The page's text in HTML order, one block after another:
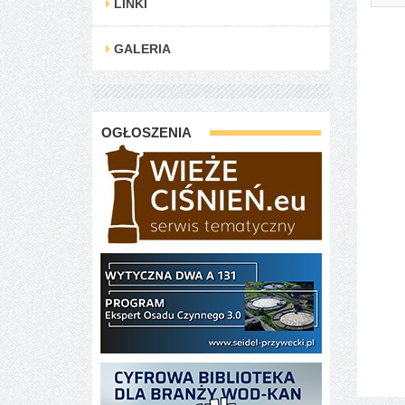
LINKI
GALERIA
OGŁOSZENIA